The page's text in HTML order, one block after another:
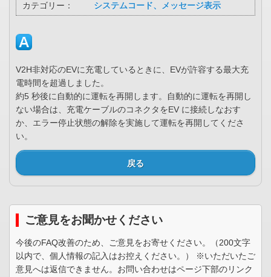
カテゴリー： システムコード、メッセージ表示
V2H非対応のEVに充電しているときに、EVが許容する最大充
電時間を超過しました。
約5 秒後に自動的に運転を再開します。自動的に運転を再開し
ない場合は、充電ケーブルのコネクタをEV に接続しなおす
か、エラー停止状態の解除を実施して運転を再開してくださ
い。
戻る
ご意見をお聞かせください
今後のFAQ改善のため、ご意見をお寄せください。（200文字
以内で、個人情報の記入はお控えください。） ※いただいたご
意見へは返信できません。お問い合わせはページ下部のリンク